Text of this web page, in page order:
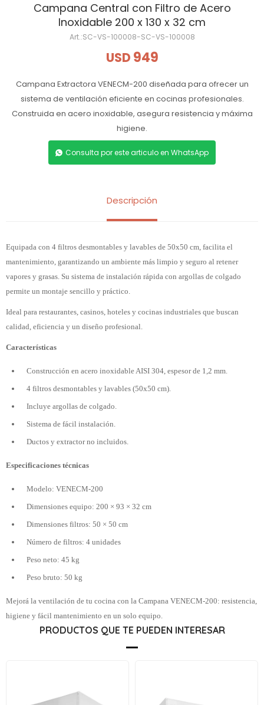
Campana Central con Filtro de Acero
Inoxidable 200 x 130 x 32 cm
SC-VS-100008-SC-VS-100008
USD 949
Campana Extractora VENECM-200 diseñada para ofrecer un
sistema de ventilación eficiente en cocinas profesionales.
Construida en acero inoxidable, asegura resistencia y máxima
higiene.
Consulta por este articulo en WhatsApp
Descripción
Equipada con 4 filtros desmontables y lavables de 50x50 cm, facilita el
mantenimiento, garantizando un ambiente más limpio y seguro al retener
vapores y grasas. Su sistema de instalación rápida con argollas de colgado
permite un montaje sencillo y práctico.
Ideal para restaurantes, casinos, hoteles y cocinas industriales que buscan
calidad, eficiencia y un diseño profesional.
Características
Construcción en acero inoxidable AISI 304, espesor de 1,2 mm.
4 filtros desmontables y lavables (50x50 cm).
Incluye argollas de colgado.
Sistema de fácil instalación.
Ductos y extractor no incluidos.
Especificaciones técnicas
Modelo: VENECM-200
Dimensiones equipo: 200 × 93 × 32 cm
Dimensiones filtros: 50 × 50 cm
Número de filtros: 4 unidades
Peso neto: 45 kg
Peso bruto: 50 kg
Mejorá la ventilación de tu cocina con la Campana VENECM-200: resistencia,
higiene y fácil mantenimiento en un solo equipo.
PRODUCTOS QUE TE PUEDEN INTERESAR